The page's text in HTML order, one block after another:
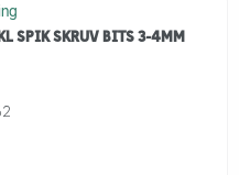
SPIK SKRUV BITS 3-4MM